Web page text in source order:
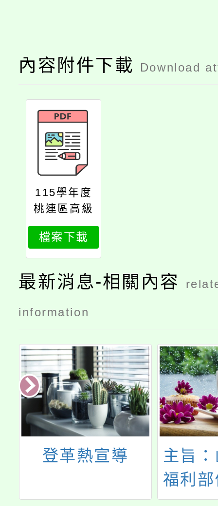
內容附件下載 Download
115學年度
桃連區高級
中等學校免
試入學作業
要點
檔案下載
最新消息-相關內容
information
登革熱宣導
主旨
福利